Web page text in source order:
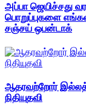
அப்பா ஜெயிச்சது
பொறுப்புகளை
சஞ்சய் ஒபன்டாக்
ஆதரவற்றோர்
நிதியுதவி